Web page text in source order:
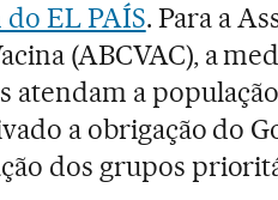
EL PAÍS. Para a
(ABCVAC), a
atendam a
a obrigação do
dos grupos